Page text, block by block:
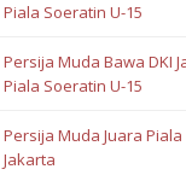
Piala Soeratin U-15
Persija Muda Bawa DKI
Piala Soeratin U-15
Persija Muda Juara
Jakarta